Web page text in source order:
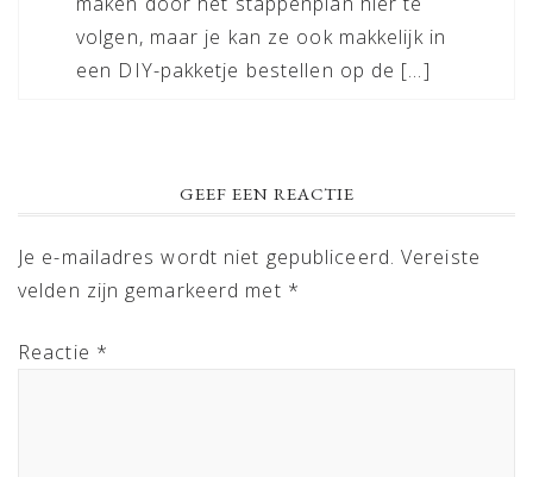
volgen, maar je kan ze ook makkelijk in
een DIY-pakketje bestellen op de […]
GEEF EEN REACTIE
Je e-mailadres wordt niet gepubliceerd. Vereiste
velden zijn gemarkeerd met *
Reactie *